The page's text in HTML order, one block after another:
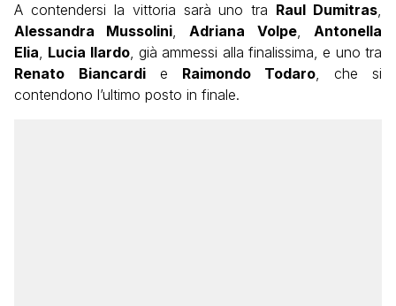
A contendersi la vittoria sarà uno tra Raul Dumitras,
Alessandra Mussolini, Adriana Volpe, Antonella
Elia, Lucia Ilardo, già ammessi alla finalissima, e uno tra
Renato
Biancardi e Raimondo Todaro, che si
contendono l’ultimo posto in finale.